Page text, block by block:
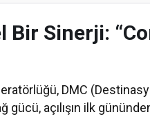
Bir Sinerji:
DMC
açılışın ilk